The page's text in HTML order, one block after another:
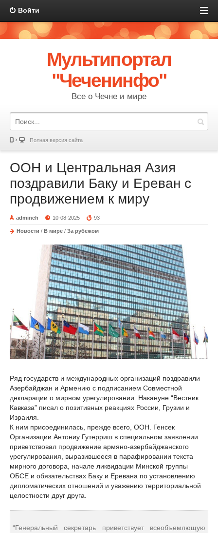
Войти
Мультипортал
"Чеченинфо"
Все о Чечне и мире
Полная версия сайта
ООН и Центральная Азия
поздравили Баку и Ереван с
продвижением к миру
adminch 10-08-2025 93
Новости / В мире / За рубежом
Ряд государств и международных организаций поздравили
Азербайджан и Армению с подписанием Совместной
декларации о мирном урегулировании. Накануне “Вестник
Кавказа” писал о позитивных реакциях России, Грузии и
Израиля.
К ним присоединилась, прежде всего, ООН. Генсек
Организации Антониу Гутерриш в специальном заявлении
приветствовал продвижение армяно-азербайджанского
урегулирования, выразившееся в парафировании текста
мирного договора, начале ликвидации Минской группы
ОБСЕ и обязательствах Баку и Еревана по установлению
дипломатических отношений и уважению территориальной
целостности друг друга.
“Генеральный секретарь приветствует всеобъемлющую